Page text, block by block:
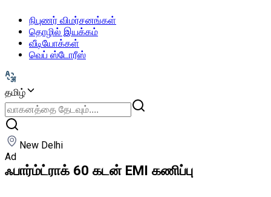
நிபுணர் விமர்சனங்கள்
தொழில் இயக்கம்
வீடியோக்கள்
வெப் ஸ்டோரீஸ்
தமிழ்
New Delhi
Ad
ஃபார்ம்ட்ராக் 60 கடன் EMI கணிப்பு